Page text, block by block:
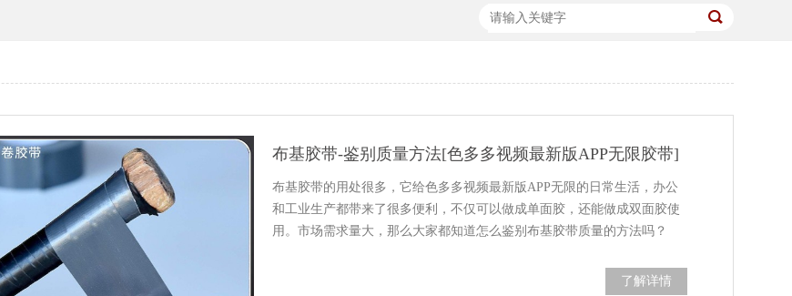
布基胶带-鉴别质量方法[色多多视频最新版APP无限胶带]
布基胶带的用处很多，它给色多多视频最新版APP无限的日常生活，办公
和工业生产都带来了很多便利，不仅可以做成单面胶，还能做成双面胶使
用。市场需求量大，那么大家都知道怎么鉴别布基胶带质量的方法吗？
了解详情